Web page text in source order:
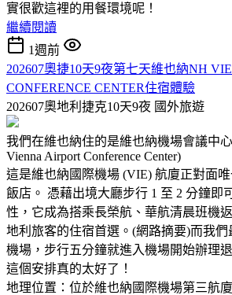
實很歡這裡的用餐環境呢！
繼續閱讀
1週前
202607奧捷10天9夜第七天維也納NH
CONFERENCE CENTER住宿體驗
202607奧地利捷克10天9夜 國外旅遊
我們在維也納住的是維也納機場會議中
Vienna Airport Conference Center)
這是維也納國際機場 (VIE) 航廈正對面
飯店。 憑藉出境大廳步行 1 至 2 分鐘即
性，它成為搭乘長榮航、華航清晨班機
地利旅客的住宿首選。(網路摘要)而我們
機場，步行五分鐘就進入機場開始辦理
這個安排真的太好了！
地理位置：位於維也納國際機場第三航